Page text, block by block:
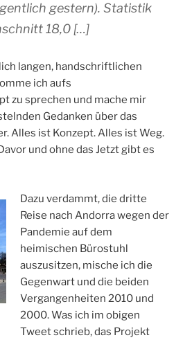
gestern). Statistik
18,0 […]
langen, handschriftlichen
ich aufs
zu sprechen und mache mir
Gedanken über das
Alles ist Konzept. Alles ist Weg.
und ohne das Jetzt gibt es
Dazu verdammt, die dritte
Reise nach Andorra wegen der
Pandemie auf dem
heimischen Bürostuhl
auszusitzen, mische ich die
Gegenwart und die beiden
Vergangenheiten 2010 und
2000. Was ich im obigen
Tweet schrieb, das Projekt